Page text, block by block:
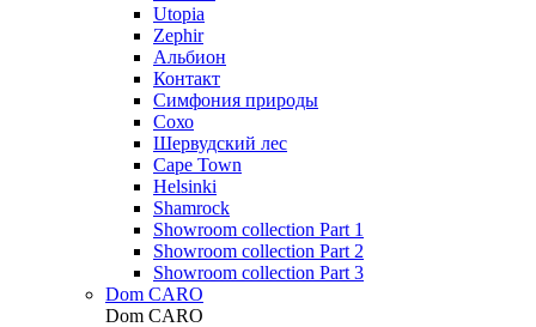
Utopia
Zephir
Альбион
Контакт
Симфония природы
Сохо
Шервудский лес
Cape Town
Helsinki
Shamrock
Showroom collection Part 1
Showroom collection Part 2
Showroom collection Part 3
Dom CARO
Dom CARO